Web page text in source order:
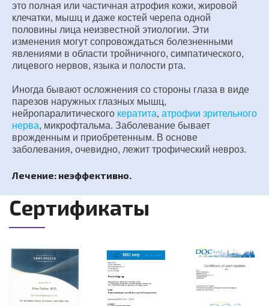
это полная или частичная атрофия кожи, жировой
клечатки, мышц и даже костей черепа одной
половины лица неизвестной этиологии. Эти
изменения могут сопровождаться болезненными
явлениями в области тройничного, симпатического,
лицевого нервов, языка и полости рта.
Иногда бывают осложнения со стороны глаза в виде
парезов наружных глазных мышц,
нейропаралитического кератита, атрофии зрительного
нерва, микрофтальма. Заболевание бывает
врожденным и приобретенным. В основе
заболевания, очевидно, лежит трофический невроз.
Лечение: неэффективно.
Сертификаты